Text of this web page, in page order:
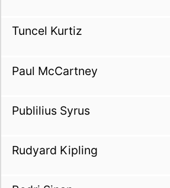
Tuncel Kurtiz
Paul McCartney
Publilius Syrus
Rudyard Kipling